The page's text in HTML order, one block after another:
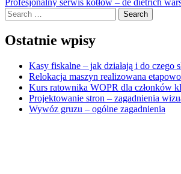
navigation
Search
Ostatnie wpisy
Kasy fiskalne – jak działają i do czego
Relokacja maszyn realizowana etapowo
Kurs ratownika WOPR dla członków
Projektowanie stron – zagadnienia
Wywóz gruzu – ogólne zagadnienia